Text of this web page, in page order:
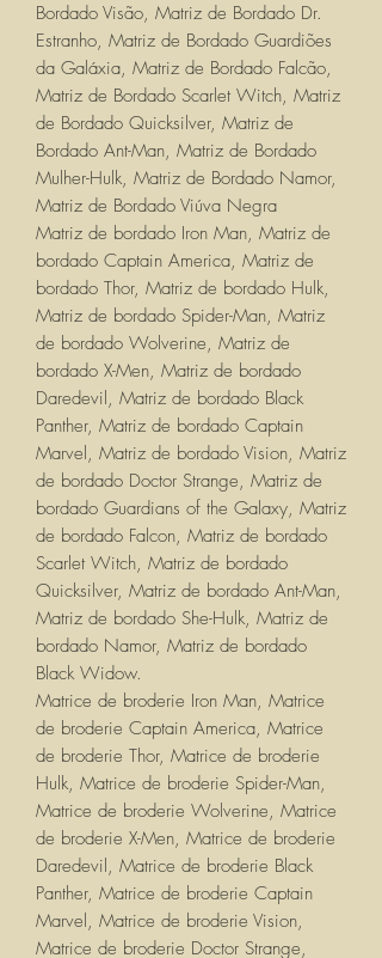
Bordado Visão, Matriz de Bordado Dr.
Estranho, Matriz de Bordado Guardiões
da Galáxia, Matriz de Bordado Falcão,
Matriz de Bordado Scarlet Witch, Matriz
de Bordado Quicksilver, Matriz de
Bordado Ant-Man, Matriz de Bordado
Mulher-Hulk, Matriz de Bordado Namor,
Matriz de Bordado Viúva Negra
Matriz de bordado Iron Man, Matriz de
bordado Captain America, Matriz de
bordado Thor, Matriz de bordado Hulk,
Matriz de bordado Spider-Man, Matriz
de bordado Wolverine, Matriz de
bordado X-Men, Matriz de bordado
Daredevil, Matriz de bordado Black
Panther, Matriz de bordado Captain
Marvel, Matriz de bordado Vision, Matriz
de bordado Doctor Strange, Matriz de
bordado Guardians of the Galaxy, Matriz
de bordado Falcon, Matriz de bordado
Scarlet Witch, Matriz de bordado
Quicksilver, Matriz de bordado Ant-Man,
Matriz de bordado She-Hulk, Matriz de
bordado Namor, Matriz de bordado
Black Widow.
Matrice de broderie Iron Man, Matrice
de broderie Captain America, Matrice
de broderie Thor, Matrice de broderie
Hulk, Matrice de broderie Spider-Man,
Matrice de broderie Wolverine, Matrice
de broderie X-Men, Matrice de broderie
Daredevil, Matrice de broderie Black
Panther, Matrice de broderie Captain
Marvel, Matrice de broderie Vision,
Matrice de broderie Doctor Strange,